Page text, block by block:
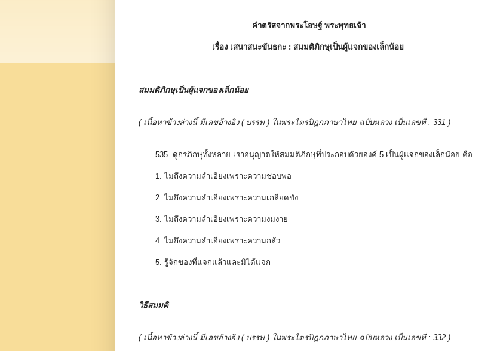
คำตรัสจากพระโอษฐ์ พระพุทธเจ้า
เรื่อง เสนาสนะขันธกะ : สมมติภิกษุเป็นผู้แจกของเล็กน้อย
สมมติภิกษุเป็นผู้แจกของเล็กน้อย
( เนื้อหาข้างล่างนี้ มีเลขอ้างอิง ( บรรพ ) ในพระไตรปิฎกภาษาไทย ฉบับหลวง เป็นเลขที่ : 331 )
535. ดูกรภิกษุทั้งหลาย เราอนุญาตให้สมมติภิกษุที่ประกอบด้วยองค์ 5 เป็นผู้แจกของเล็กน้อย คือ
1 . ไม่ถึงความลำเอียงเพราะความชอบพอ
2 . ไม่ถึงความลำเอียงเพราะความเกลียดชัง
3 . ไม่ถึงความลำเอียงเพราะความงมงาย
4 . ไม่ถึงความลำเอียงเพราะความกลัว
5 . รู้จักของที่แจกแล้วและมิได้แจก
วิธีสมมติ
( เนื้อหาข้างล่างนี้ มีเลขอ้างอิง ( บรรพ ) ในพระไตรปิฎกภาษาไทย ฉบับหลวง เป็นเลขที่ : 332 )